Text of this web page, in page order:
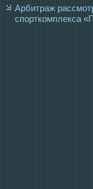
Арбитраж
спорткомплекса